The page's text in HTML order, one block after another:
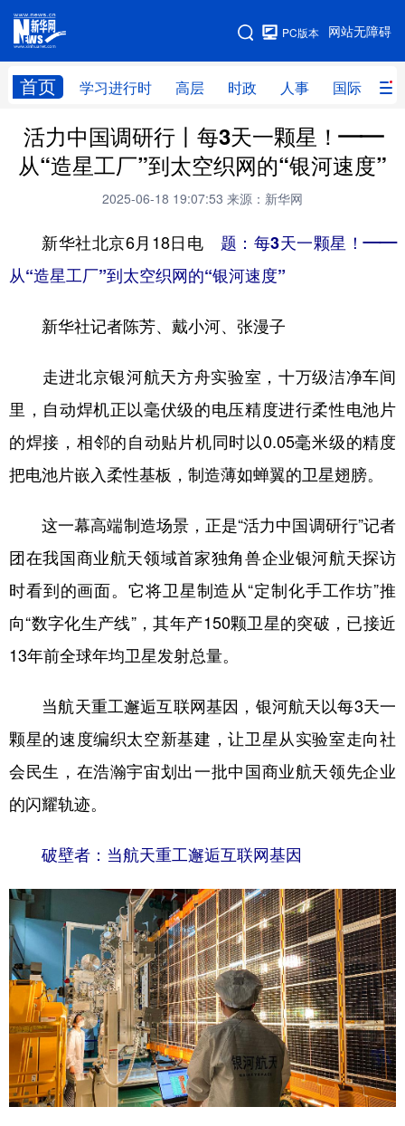
网站无障碍
PC版本
首页 学习进行时 高层 时政 人事 国际 财
网站地图
学习进行时 高层 时政 人事
国际 财经 网评 港澳
科技 科创 量子 体育
书画 健康
访谈 视频 图片
食品 人居 信息化 数字经济
学术中国 乡村振兴 银龄 溯源中国
城市 旅游 能源 会展
彩票 娱乐 时尚 悦读
公益 一带一路 亚太网 上市公司
文化产业
地方频道
北京 天津 河北 山西
辽宁 吉林 上海 江苏
浙江 安徽 福建 江西
山东
广东 广西 海南
四川 贵州 云南 西藏
陕西 甘肃 青海 宁夏
新疆 内蒙古 黑龙江
多语种频道
English Español Français عربى
活力中国调研行丨每3天一颗星！——
从“造星工厂”到太空织网的“银河速度”
2025-06-18 19:07:53 来源：新华网
新华社北京6月18日电 题：每3天一颗星！——
从“造星工厂”到太空织网的“银河速度”
新华社记者陈芳、戴小河、张漫子
走进北京银河航天方舟实验室，十万级洁净车间
里，自动焊机正以毫伏级的电压精度进行柔性电池片
的焊接，相邻的自动贴片机同时以0.05毫米级的精度
把电池片嵌入柔性基板，制造薄如蝉翼的卫星翅膀。
这一幕高端制造场景，正是“活力中国调研行”记者
团在我国商业航天领域首家独角兽企业银河航天探访
时看到的画面。它将卫星制造从“定制化手工作坊”推
向“数字化生产线”，其年产150颗卫星的突破，已接近
13年前全球年均卫星发射总量。
当航天重工邂逅互联网基因，银河航天以每3天一
颗星的速度编织太空新基建，让卫星从实验室走向社
会民生，在浩瀚宇宙划出一批中国商业航天领先企业
的闪耀轨迹。
破壁者：当航天重工邂逅互联网基因